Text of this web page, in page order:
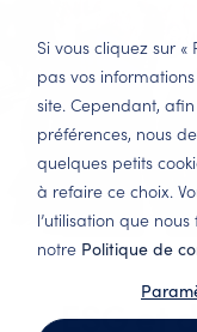
Si vous cliquez sur «
pas vos
site. Cependant,
préférences, nous
quelques petits
à refaire ce choix.
l’utilisation que
notre Politique de
Enquêtes de
satisfaction
locataires –
Découvrez
pensent vos
Tirez le
parti des
vos clients.
spécifiques au
l’ensemble du
parcours
de décision,
locataires
employés
et
plus judicieux.
Gestion
immobilière
gestion des
installations
Base pour le
pilotage de la
Blog
Plongez-vous
la Tenant
et lisez
d’autres
secteur ont
Vous
ESG et